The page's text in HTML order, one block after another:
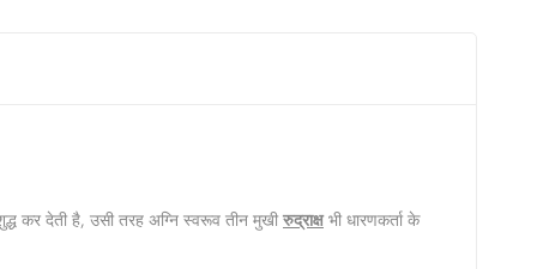
कर देती है, उसी तरह अग्‍नि स्‍वरूव तीन मुखी रुद्राक्षभी धारणकर्ता के